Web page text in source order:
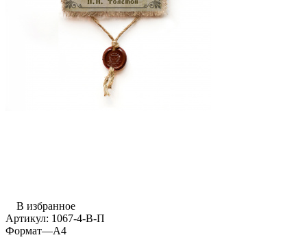
В избранное
Артикул: 1067-4-В-П
Формат—А4